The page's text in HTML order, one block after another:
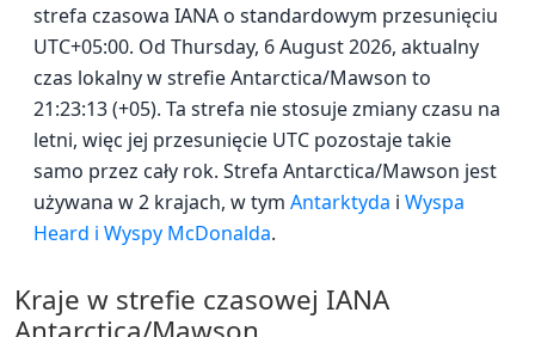
strefa czasowa IANA o standardowym przesunięciu
UTC+05:00. Od Thursday, 6 August 2026, aktualny
czas lokalny w strefie Antarctica/Mawson to
21:23:13 (+05). Ta strefa nie stosuje zmiany czasu na
letni, więc jej przesunięcie UTC pozostaje takie
samo przez cały rok. Strefa Antarctica/Mawson jest
używana w 2 krajach, w tym Antarktyda i Wyspa
Heard i Wyspy McDonalda.
Kraje w strefie czasowej IANA